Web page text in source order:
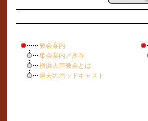
教会案内
集会案内／所在
横浜天声教会とは
過去のポッドキャスト